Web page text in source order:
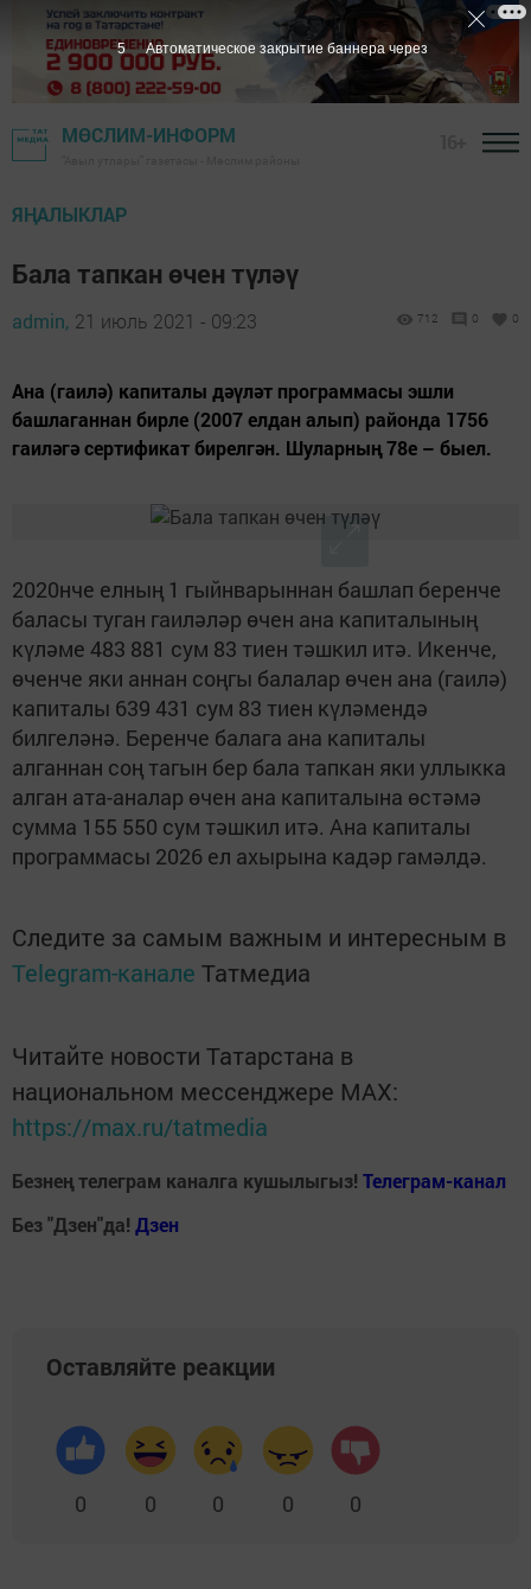
МӨСЛИМ-ИНФОРМ
ЯҢАЛЫКЛАР
Бала тапкан өчен түләү
admin, 21 июль 2021 - 09:23 712 0 0
Ана (гаилә) капиталы дәүләт программасы эшли
башлаганнан бирле (2007 елдан алып) районда 1756
гаиләгә сертификат бирелгән. Шуларның 78е – быел.
2020нче елның 1 гыйнварыннан башлап беренче
баласы туган гаиләләр өчен ана капиталының
күләме 483 881 сум 83 тиен тәшкил итә. Икенче,
өченче яки аннан соңгы балалар өчен ана (гаилә)
капиталы 639 431 сум 83 тиен күләмендә
билгеләнә. Беренче балага ана капиталы
алганнан соң тагын бер бала тапкан яки уллыкка
алган ата-аналар өчен ана капиталына өстәмә
сумма 155 550 сум тәшкил итә. Ана капиталы
программасы 2026 ел ахырына кадәр гамәлдә.
Следите за самым важным и интересным в
Telegram-канале Татмедиа
Читайте новости Татарстана в
национальном мессенджере MАХ:
https://max.ru/tatmedia
Безнең телеграм каналга кушылыгыз! Телеграм-канал
Без "Дзен"да! Дзен
Оставляйте реакции
0 0 0 0 0
4 Автоматическое закрытие баннера через